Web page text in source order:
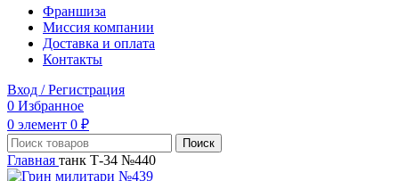
Франшиза
Миссия компании
Доставка и оплата
Контакты
Вход / Регистрация
0 Избранное
0 элемент 0 ₽
Поиск
Главная танк Т-34 №440